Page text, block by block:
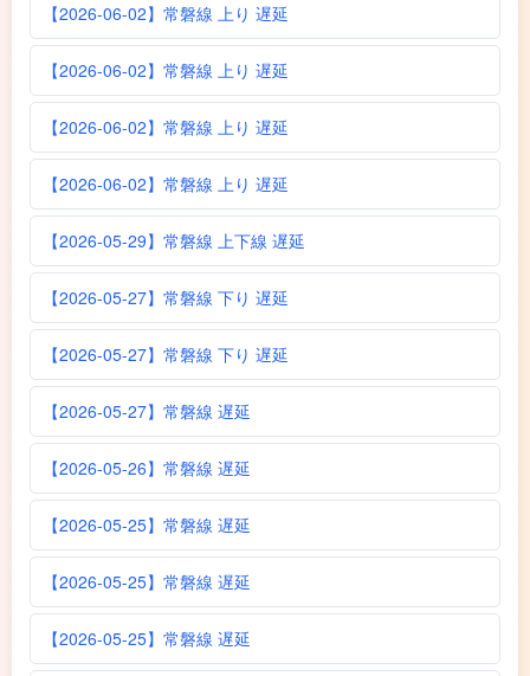
【2026-06-02】常磐線 上り 遅延
【2026-06-02】常磐線 上り 遅延
【2026-06-02】常磐線 上り 遅延
【2026-06-02】常磐線 上り 遅延
【2026-05-29】常磐線 上下線 遅延
【2026-05-27】常磐線 下り 遅延
【2026-05-27】常磐線 下り 遅延
【2026-05-27】常磐線 遅延
【2026-05-26】常磐線 遅延
【2026-05-25】常磐線 遅延
【2026-05-25】常磐線 遅延
【2026-05-25】常磐線 遅延